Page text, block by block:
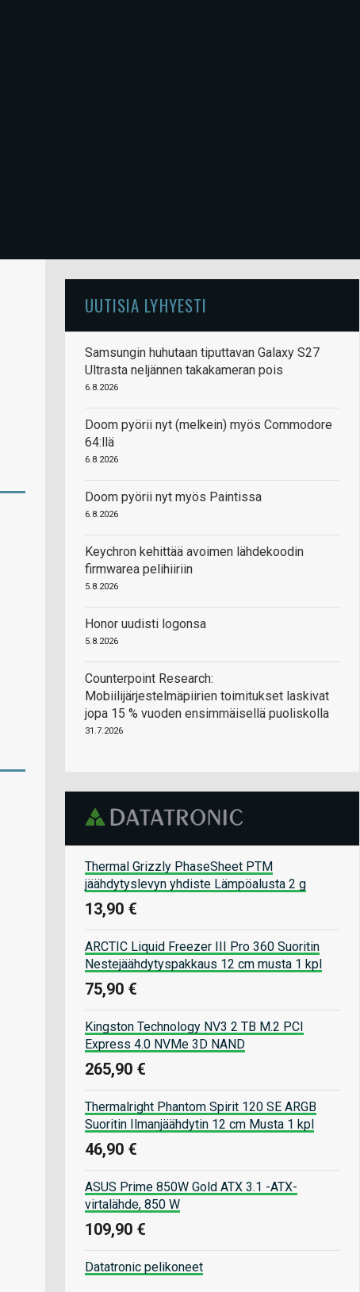
UUTISIA LYHYESTI
Samsungin huhutaan tiputtavan Galaxy S27
Ultrasta neljännen takakameran pois
6.8.2026
Doom pyörii nyt (melkein) myös Commodore
64:llä
6.8.2026
Doom pyörii nyt myös Paintissa
6.8.2026
Keychron kehittää avoimen lähdekoodin
firmwarea pelihiiriin
5.8.2026
Honor uudisti logonsa
5.8.2026
Counterpoint Research:
Mobiilijärjestelmäpiirien toimitukset laskivat
jopa 15 % vuoden ensimmäisellä puoliskolla
31.7.2026
Thermal Grizzly PhaseSheet PTM
jäähdytyslevyn yhdiste Lämpöalusta 2 g
13,90 €
ARCTIC Liquid Freezer III Pro 360 Suoritin
Nestejäähdytyspakkaus 12 cm musta 1 kpl
75,90 €
Kingston Technology NV3 2 TB M.2 PCI
Express 4.0 NVMe 3D NAND
265,90 €
Thermalright Phantom Spirit 120 SE ARGB
Suoritin Ilmanjäähdytin 12 cm Musta 1 kpl
46,90 €
ASUS Prime 850W Gold ATX 3.1 -ATX-
virtalähde, 850 W
109,90 €
Datatronic pelikoneet